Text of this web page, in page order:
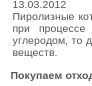
13.03.2012
Пиролизные
при
углеродом, то
веществ.
Покупаем